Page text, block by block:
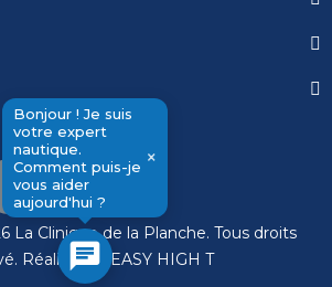
Bonjour ! Je suis
votre expert
nautique.
Comment puis-je
vous aider
aujourd'hui ?
×
chat
La Clinique de la Planche. Tous droits
Réalisation EASY HIGH T